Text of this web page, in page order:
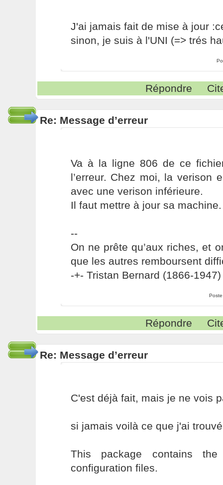
J'ai jamais fait de mise à jour
sinon, je suis à l'UNI (=> trés
Répondre
Re: Message d’erreur
Va à la ligne 806 de ce
l’erreur. Chez moi, la verison
avec une verison inférieure.
Il faut mettre à jour sa machine.
--
On ne prête qu’aux riches, et
que les autres remboursent
-+- Tristan Bernard (1866-1947)
Répondre
Re: Message d’erreur
C'est déjà fait, mais je ne vois
si jamais voilà ce que j'ai
This package contains the
configuration files.